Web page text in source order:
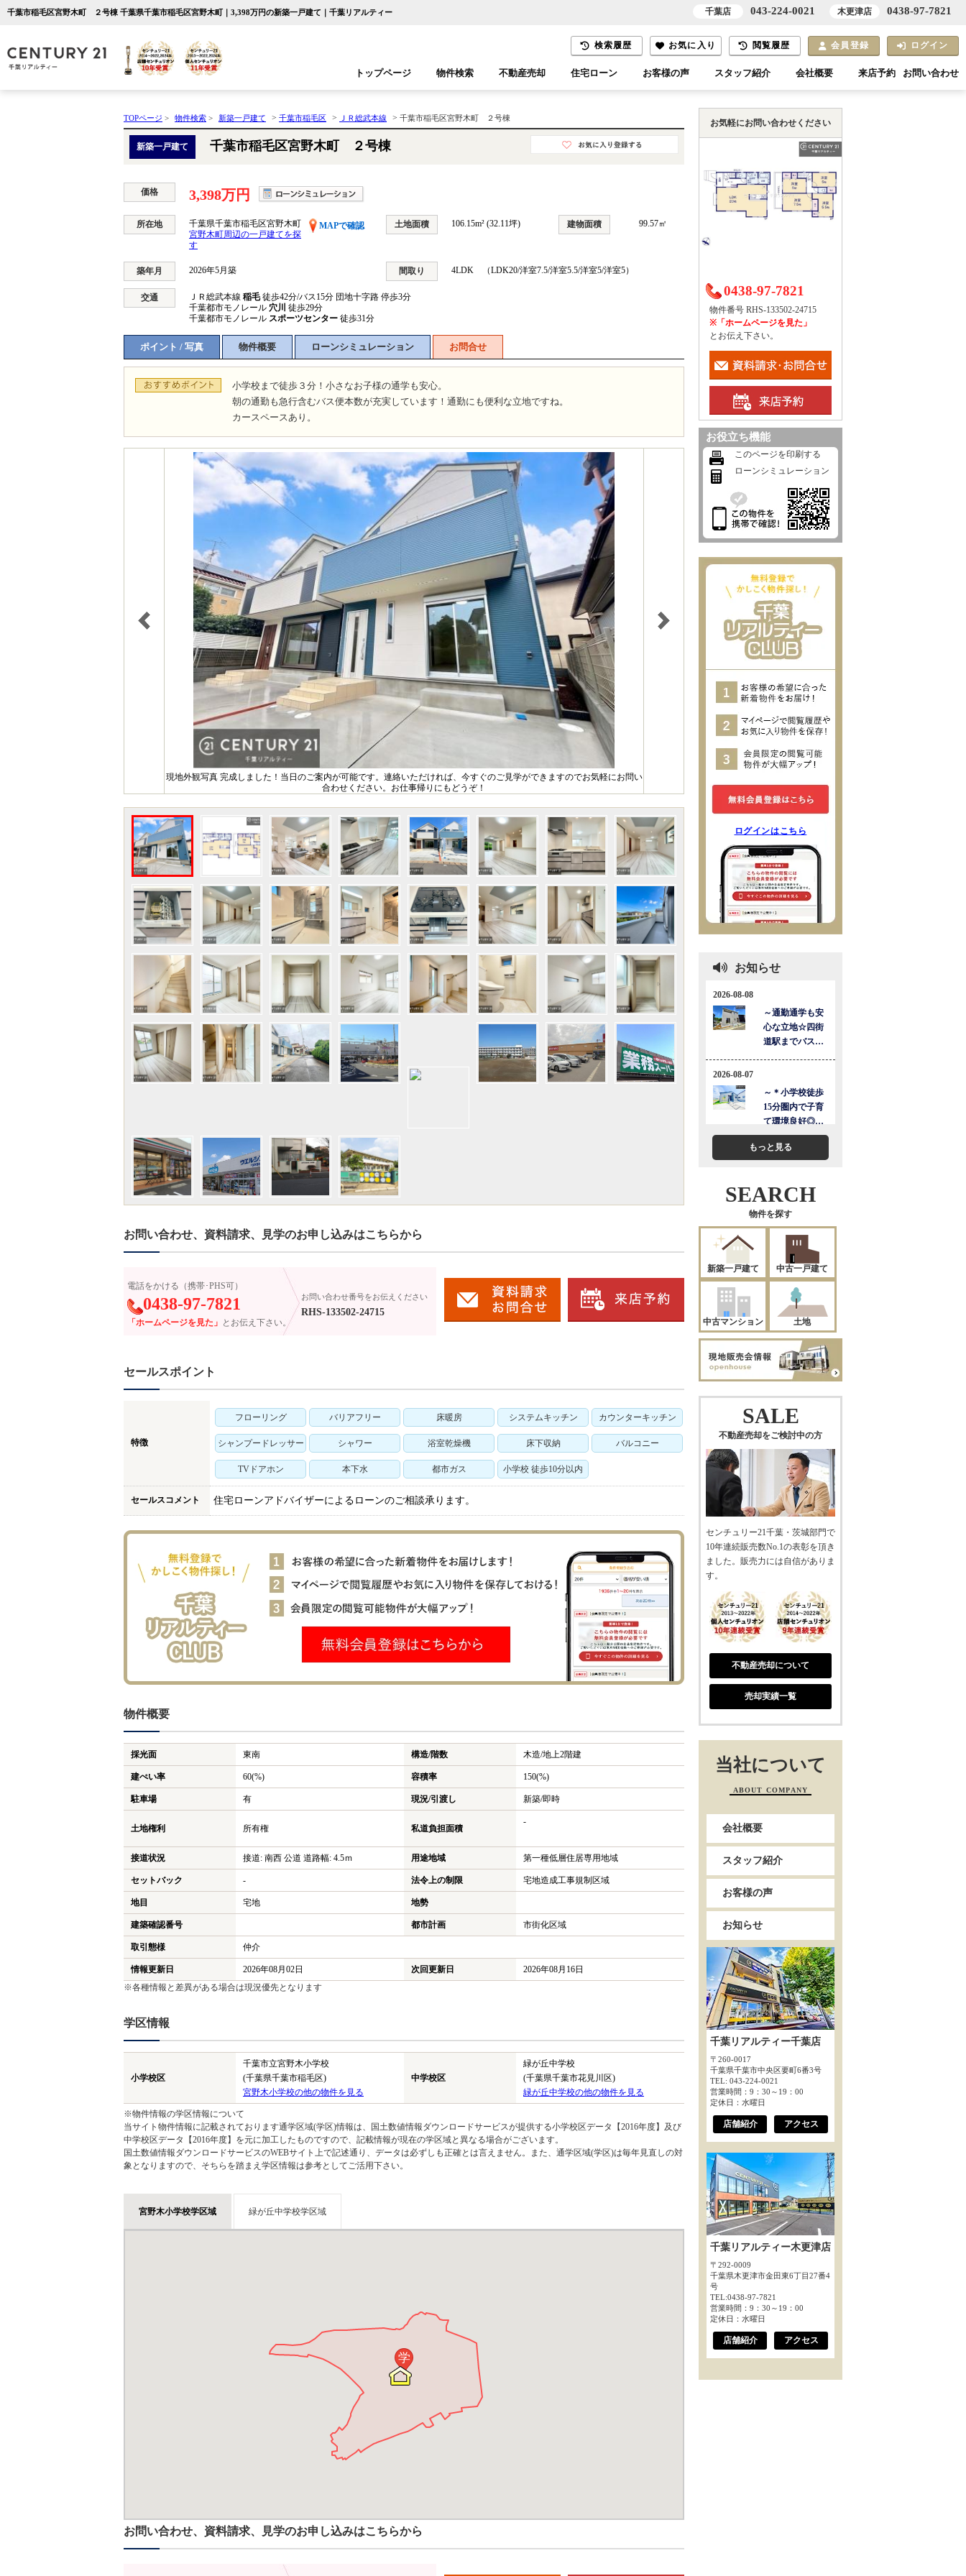
千葉市稲毛区宮野木町 ２号棟 千葉県千葉市稲毛区宮野木町｜3,398万円の新築一戸建て｜千葉リアルティー
検索履歴 お気に入り 閲覧履歴 会員登録 ログイン
トップページ 物件検索
千葉エリア 木更津エリア
不動産売却 住宅ローン お客様の声 スタッフ紹介 会社概要 来店予約 お問い合わせ
TOPページ > 物件検索 > 新築一戸建て > 千葉市稲毛区 > ＪＲ総武本線 > 千葉市稲毛区宮野木町 ２号棟
新築一戸建て 千葉市稲毛区宮野木町 ２号棟
価格 3,398万円
所在地 千葉県千葉市稲毛区宮野木町
MAPで確認
宮野木町周辺の一戸建てを探
す
土地面積 106.15m² (32.11坪) 建物面積 99.57㎡
築年月 2026年5月築 間取り 4LDK （LDK20/洋室7.5/洋室5.5/洋室5/洋室5）
交通 ＪＲ総武本線 稲毛徒歩42分/バス15分 団地十字路 停歩3分
千葉都市モノレール 穴川 徒歩29分
千葉都市モノレール スポーツセンター 徒歩31分
ポイント / 写真 物件概要 ローンシミュレーション お問合せ
小学校まで徒歩３分！小さなお子様の通学も安心。
朝の通勤も急行含むバス便本数が充実しています！通勤にも便利な立地ですね。
カースペースあり。
現地外観写真 完成しました！当日のご案内が可能です。連絡いただければ、今すぐのご見学ができますのでお気軽にお問い
合わせください。お仕事帰りにもどうぞ！
お問い合わせ、資料請求、見学のお申し込みはこちらから
電話をかける（携帯･PHS可）
0438-97-7821
「ホームページを見た」 とお伝え下さい。
お問い合わせ番号をお伝えください
RHS-133502-24715
セールスポイント
特徴
フローリング バリアフリー 床暖房 システムキッチン カウンターキッチン
シャンプードレッサー シャワー 浴室乾燥機 床下収納 バルコニー
TVドアホン 本下水 都市ガス 小学校 徒歩10分以内
セールスコメント 住宅ローンアドバイザーによるローンのご相談承ります。
物件概要
採光面 東南 構造/階数 木造/地上2階建
建ぺい率 60(%) 容積率 150(%)
駐車場 有 現況/引渡し 新築/即時
土地権利 所有権 私道負担面積
-
接道状況 接道: 南西 公道 道路幅: 4.5ｍ 用途地域 第一種低層住居専用地域
セットバック - 法令上の制限 宅地造成工事規制区域
地目 宅地 地勢
建築確認番号 都市計画 市街化区域
取引態様 仲介
情報更新日 2026年08月02日 次回更新日
2026年08月16日
※各種情報と差異がある場合は現況優先となります
学区情報
小学校区
千葉市立宮野木小学校
(千葉県千葉市稲毛区)
宮野木小学校の他の物件を見る
中学校区
緑が丘中学校
(千葉県千葉市花見川区)
緑が丘中学校の他の物件を見る
※物件情報の学区情報について
当サイト物件情報に記載されております通学区域(学区)情報は、国土数値情報ダウンロードサービスが提供する小学校区データ【2016年度】及び
中学校区データ【2016年度】を元に加工したものですので、記載情報が現在の学区域と異なる場合がございます。
国土数値情報ダウンロードサービスのWEBサイト上で記述通り、データは必ずしも正確とは言えません。また、通学区域(学区)は毎年見直しの対
象となりますので、そちらを踏まえ学区情報は参考としてご活用下さい。
宮野木小学校学区域 緑が丘中学校学区域
学
お問い合わせ、資料請求、見学のお申し込みはこちらから
お気軽にお問い合わせください
0438-97-7821
物件番号 RHS-133502-24715
※「ホームページを見た」
とお伝え下さい。
お役立ち機能
このページを印刷する
ローンシミュレーション
ログインはこちら
お知らせ
もっと見る
SEARCH
物件を探す
新築一戸建て 中古一戸建て
中古マンション 土地
SALE
不動産売却をご検討中の方
センチュリー21千葉・茨城部門で
10年連続販売数No.1の表彰を頂き
ました。販売力には自信がありま
す。
不動産売却について
売却実績一覧
当社について
ABOUT COMPANY
会社概要
スタッフ紹介
お客様の声
お知らせ
千葉リアルティー千葉店
〒260-0017
千葉県千葉市中央区要町6番3号
TEL: 043-224-0021
営業時間：9：30～19：00
定休日：水曜日
店舗紹介 アクセス
千葉リアルティー木更津店
〒292-0009
千葉県木更津市金田東6丁目27番4
号
TEL:0438-97-7821
営業時間：9：30～19：00
定休日：水曜日
店舗紹介 アクセス
千葉店 043-224-0021 木更津店 0438-97-7821